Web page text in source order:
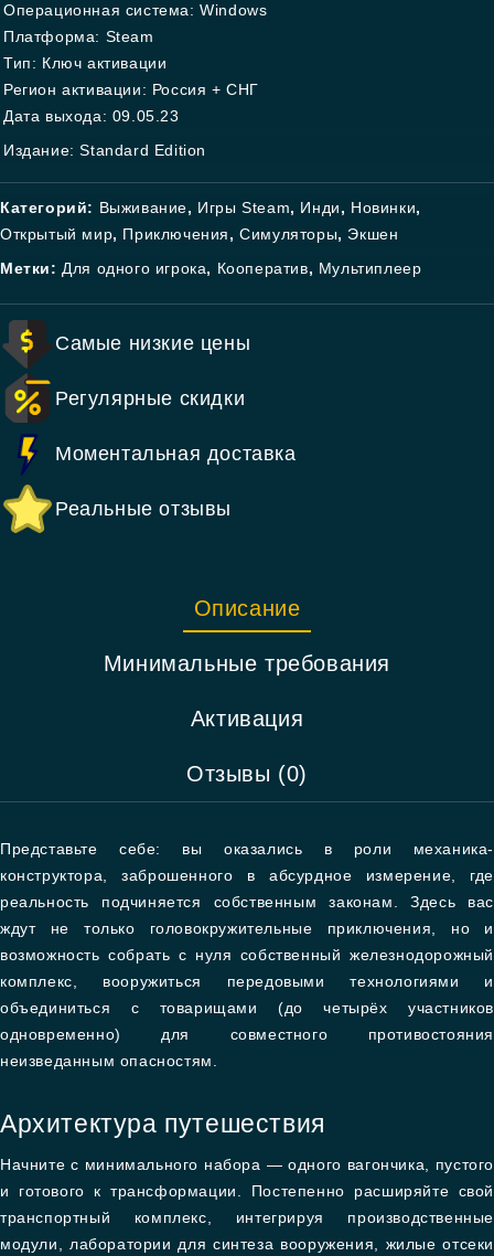
Операционная система: Windows
Платформа: Steam
Тип: Ключ активации
Регион активации: Россия + СНГ
Дата выхода: 09.05.23
Издание: Standard Edition
Категорий: Выживание, Игры Steam, Инди, Новинки,
Открытый мир, Приключения,Симуляторы, Экшен
Метки: Для одного игрока, Кооператив, Мультиплеер
Самые низкие цены
Регулярные скидки
Моментальная доставка
Реальные отзывы
Описание
Минимальные требования
Активация
Отзывы (0)
Представьте себе: вы оказались в роли механика-
конструктора, заброшенного в абсурдное измерение, где
реальность подчиняется собственным законам. Здесь вас
ждут не только головокружительные приключения, но и
возможность собрать с нуля собственный железнодорожный
комплекс, вооружиться передовыми технологиями и
объединиться с товарищами (до четырёх участников
одновременно) для совместного противостояния
неизведанным опасностям.
Архитектура путешествия
Начните с минимального набора — одного вагончика, пустого
и готового к трансформации. Постепенно расширяйте свой
транспортный комплекс, интегрируя производственные
модули, лаборатории для синтеза вооружения, жилые отсеки